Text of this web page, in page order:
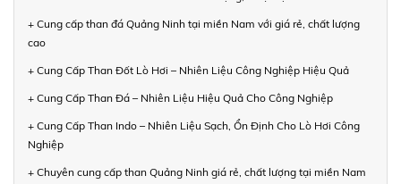
+ Cung cấp than đá Quảng Ninh tại miền Nam với giá rẻ, chất lượng
cao
+ Cung Cấp Than Đốt Lò Hơi – Nhiên Liệu Công Nghiệp Hiệu Quả
+ Cung Cấp Than Đá – Nhiên Liệu Hiệu Quả Cho Công Nghiệp
+ Cung Cấp Than Indo – Nhiên Liệu Sạch, Ổn Định Cho Lò Hơi Công
Nghiệp
+ Chuyên cung cấp than Quảng Ninh giá rẻ, chất lượng tại miền Nam